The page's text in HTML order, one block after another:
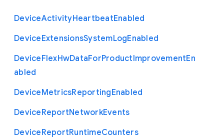
DeviceActivityHeartbeatEnabled
DeviceExtensionsSystemLogEnabled
DeviceFlexHwDataForProductImprovementEn
abled
DeviceMetricsReportingEnabled
DeviceReportNetworkEvents
DeviceReportRuntimeCounters